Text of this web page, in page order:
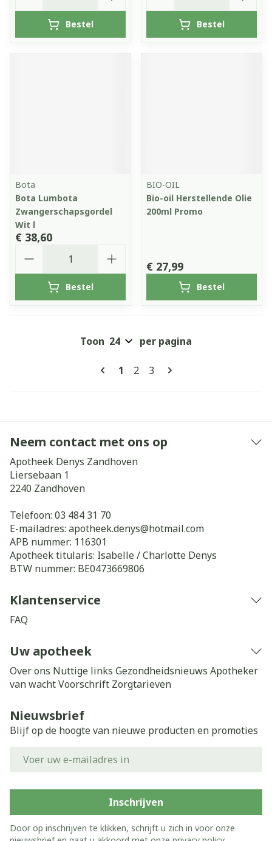
Bestel Bestel
Bota
Bota Lumbota
Zwangerschapsgordel
Wit l
€ 38,60
Bestel
BIO-OIL
Bio-oil Herstellende Olie
200ml Promo
€ 27,99
Bestel
Pagina's
U lees momenteel pagina
1 Pagina
2 Pagina
3
Toon per pagina
Neem contact met ons op
Apotheek Denys Zandhoven
Liersebaan 1
2240 Zandhoven
Telefoon: 03 484 31 70
E-mailadres: apotheek.denys@hotmail.com
APB nummer: 116301
Apotheek titularis: Isabelle / Charlotte Denys
BTW nummer: BE0473669806
Klantenservice
FAQ
Uw apotheek
Over ons Nuttige links Gezondheidsnieuws Apotheker
van wachtVoorschrift Zorgtarieven
Nieuwsbrief
Blijf op de hoogte van nieuwe producten en promoties
Inschrijven
Door op inschrijven te klikken, schrijft u zich in voor onze